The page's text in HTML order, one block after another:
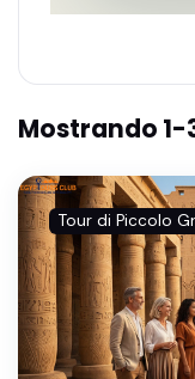
Mostrando
Tour di Piccolo